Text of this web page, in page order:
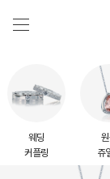
웨딩
커플링
쥬